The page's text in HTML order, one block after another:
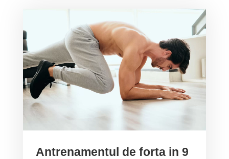
Antrenamentul de forta in 9